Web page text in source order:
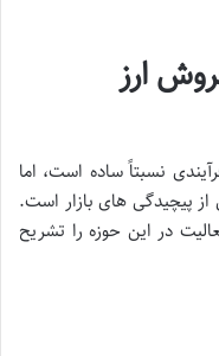
ارز
نسبتاً ساده است، اما
از پیچیدگی های بازار است.
در این حوزه را تشریح